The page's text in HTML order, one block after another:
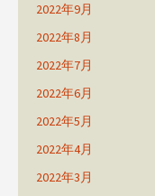
2022年9月
2022年8月
2022年7月
2022年6月
2022年5月
2022年4月
2022年3月